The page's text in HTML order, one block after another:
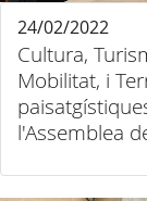
Cultura,
Mobilitat, i
l'Assemblea
24/02/2022